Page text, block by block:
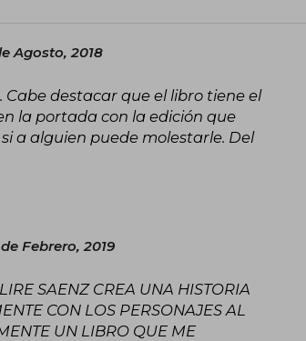
Agosto, 2018
destacar que el libro tiene el
la portada con la edición que
a alguien puede molestarle. Del
Febrero, 2019
SAENZ CREA UNA HISTORIA
CON LOS PERSONAJES AL
UN LIBRO QUE ME